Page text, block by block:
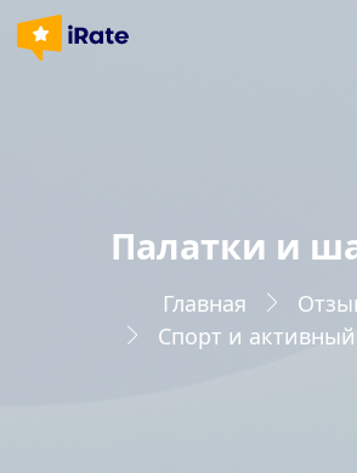
Палатки и
Главная
Спорт и